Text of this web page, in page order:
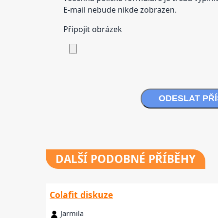
E-mail nebude nikde zobrazen.
Připojit obrázek
ODESLAT
DALŠÍ PODOBNÉ PŘÍBĚHY
Colafit diskuze
Jarmila